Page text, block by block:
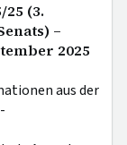
25 (3.
–
2025
aus der